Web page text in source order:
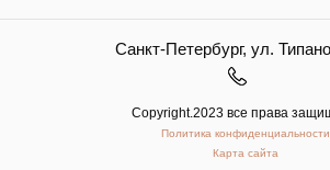
Санкт-Петербург, ул.
Copyright.2023 все права
Политика конфиденциальности
Карта сайта